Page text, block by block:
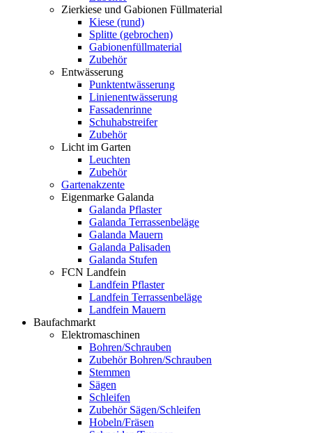
Zierkiese und Gabionen Füllmaterial
Kiese (rund)
Splitte (gebrochen)
Gabionenfüllmaterial
Zubehör
Entwässerung
Punktentwässerung
Linienentwässerung
Fassadenrinne
Schuhabstreifer
Zubehör
Licht im Garten
Leuchten
Zubehör
Gartenakzente
Eigenmarke Galanda
Galanda Pflaster
Galanda Terrassenbeläge
Galanda Mauern
Galanda Palisaden
Galanda Stufen
FCN Landfein
Landfein Pflaster
Landfein Terrassenbeläge
Landfein Mauern
Baufachmarkt
Elektromaschinen
Bohren/Schrauben
Zubehör Bohren/Schrauben
Stemmen
Sägen
Schleifen
Zubehör Sägen/Schleifen
Hobeln/Fräsen